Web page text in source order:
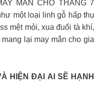
MẮN CHO THÁNG 7
một loại linh gỗ hấp thụ
mệt mỏi, xua đuổi tà khí,
lại may mắn cho gia
HIỆN ĐẠI AI SẼ HẠNH